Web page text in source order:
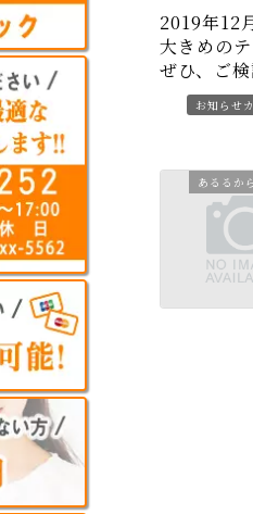
2019年12
大きめの
ぜひ、ご検
お知らせ
あるるか